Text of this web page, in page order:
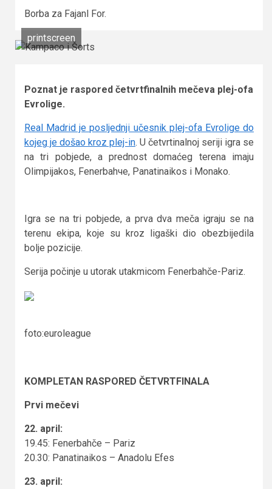
Borba za Fajanl For.
printscreen
Poznat je raspored četvrtfinalnih mečeva plej-ofa
Evrolige.
Real Madrid je posljednji učesnik plej-ofa Evrolige do
kojeg je došao kroz plej-in. U četvrtinalnoj seriji igra se
na tri pobjede, a prednost domaćeg terena imaju
Olimpijakos, Fenerbahчe, Panatinaikos i Monako.
Igra se na tri pobjede, a prva dva meča igraju se na
terenu ekipa, koje su kroz ligaški dio obezbijedila
bolje pozicije.
Serija počinje u utorak utakmicom Fenerbahče-Pariz.
foto:euroleague
KOMPLETAN RASPORED ČETVRTFINALA
Prvi mečevi
22. april:
19.45: Fenerbahče – Pariz
20.30: Panatinaikos – Anadolu Efes
23. april: